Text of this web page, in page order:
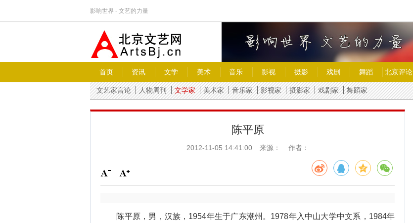
影响世界 - 文艺的力量
首页 资讯 文学 美术 音乐 影视 摄影 戏剧 舞蹈 北京评论
文艺家言论
人物周刊 文学家 美术家 音乐家 影视家 摄影家 戏剧家 舞蹈家
陈平原
2012-11-05 14:41:00 来源： 作者：
陈平原，男，汉族，1954年生于广东潮州。1978年入中山大学中文系，1984年